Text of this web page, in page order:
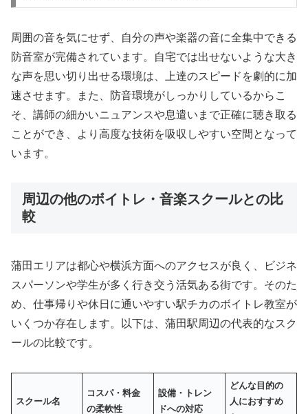
周囲の音を気にせず、自分の声や楽器の音に全集中できる
防音室が完備されています。自宅では出せないような大き
な声を思い切り出せる環境は、上達のスピードを劇的に加
速させます。また、防音環境がしっかりしているからこ
そ、講師の細かいニュアンスや息遣いまで正確に聴き取る
ことができ、より高度な技術を吸収しやすい空間となって
います。
周辺の他のボイトレ・音楽スクールとの比
較
蒲田エリアは都心や横浜方面へのアクセスが良く、ビジネ
スパーソンや学生が多く行き交う活気ある街です。そのた
め、仕事帰りや休日に通いやすい駅チカのボイトレ教室が
いくつか存在します。以下は、蒲田駅周辺の代表的なスク
ールの比較です。
スクール名
コスパ・料金
の柔軟性
設備・トレン
ドへの対応
どんな目的の
人におすすめ